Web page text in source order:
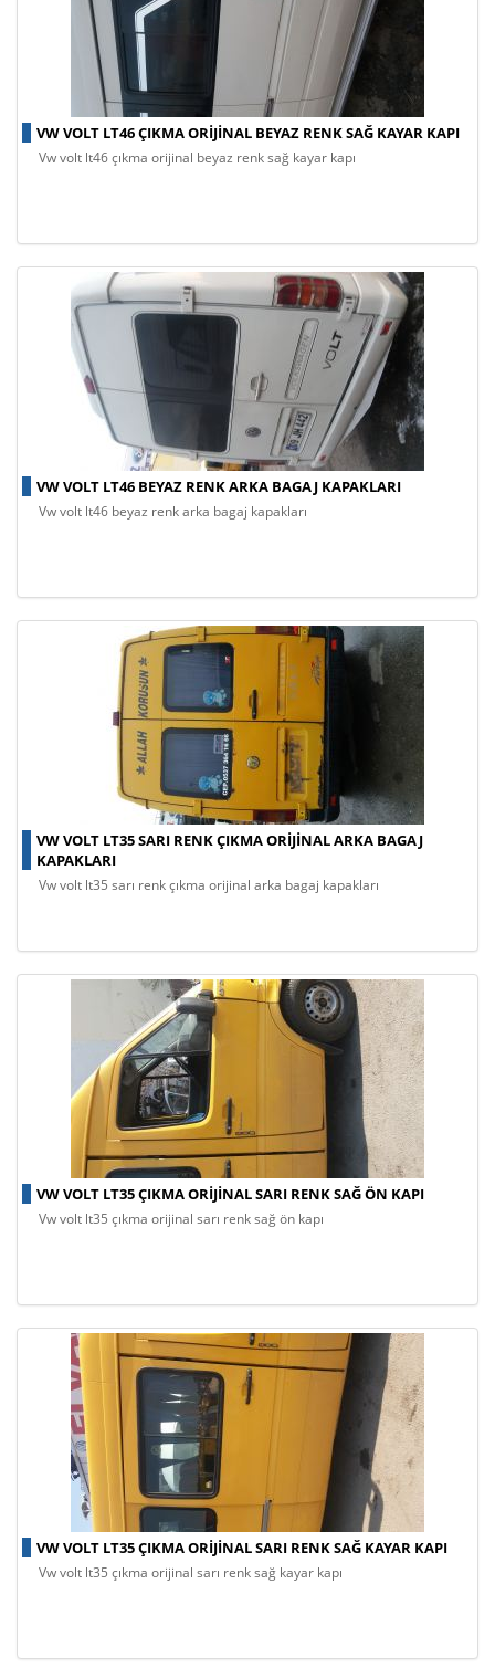
VW VOLT LT46 ÇIKMA ORIJINAL BEYAZ RENK SAĞ KAYAR KAPI
vw volt lt46 çıkma orijinal beyaz renk sağ kayar kapı
VW VOLT LT46 BEYAZ RENK ARKA BAGAJ KAPAKLARI
vw volt lt46 beyaz renk arka bagaj kapakları
VW VOLT LT35 SARI RENK ÇIKMA ORIJINAL ARKA BAGAJ
KAPAKLARI
vw volt lt35 sarı renk çıkma orijinal arka bagaj kapakları
VW VOLT LT35 ÇIKMA ORIJINAL SARI RENK SAĞ ÖN KAPI
vw volt lt35 çıkma orijinal sarı renk sağ ön kapı
VW VOLT LT35 ÇIKMA ORIJINAL SARI RENK SAĞ KAYAR KAPI
vw volt lt35 çıkma orijinal sarı renk sağ kayar kapı